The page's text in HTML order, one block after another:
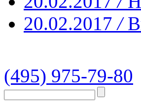
20.02.2017 /
(495) 975-79-80